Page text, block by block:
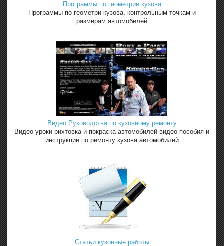
Программы по геометрии кузова
Программы по геометри кузова, контрольным точкам и
размерам автомобилей
Видео Руководства по кузовному ремонту
Видео уроки рихтовка и покраска автомобилей видео пособия и
инструкции по ремонту кузова автомобилей
Статьи кузовные работы